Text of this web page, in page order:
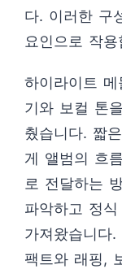
다. 이러한 구
요인으로 작용
하이라이트
기와 보컬 톤
췄습니다. 짧
게 앨범의 흐
로 전달하는
파악하고 정
가져왔습니다
팩트와 래핑,